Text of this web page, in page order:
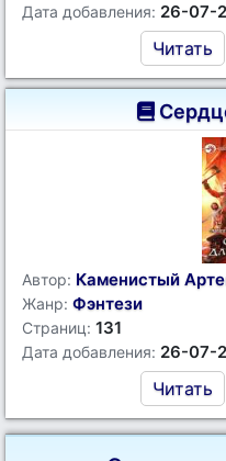
Дата добавления: 26-07-
Читать
Автор: Каменистый
Жанр: Фэнтези
Страниц: 131
Дата добавления: 26-07-
Читать